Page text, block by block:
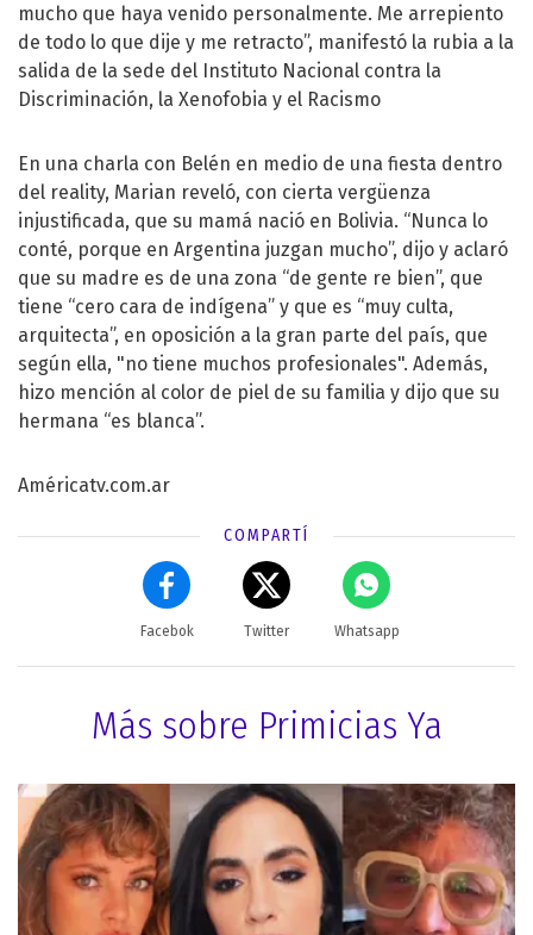
mucho que haya venido personalmente. Me arrepiento
de todo lo que dije y me retracto”, manifestó la rubia a la
salida de la sede del Instituto Nacional contra la
Discriminación, la Xenofobia y el Racismo
En una charla con Belén en medio de una fiesta dentro
del reality, Marian reveló, con cierta vergüenza
injustificada, que su mamá nació en Bolivia. “Nunca lo
conté, porque en Argentina juzgan mucho”, dijo y aclaró
que su madre es de una zona “de gente re bien”, que
tiene “cero cara de indígena” y que es “muy culta,
arquitecta”, en oposición a la gran parte del país, que
según ella, "no tiene muchos profesionales". Además,
hizo mención al color de piel de su familia y dijo que su
hermana “es blanca”.
Américatv.com.ar
COMPARTÍ
Facebok Twitter Whatsapp
Más sobre Primicias Ya